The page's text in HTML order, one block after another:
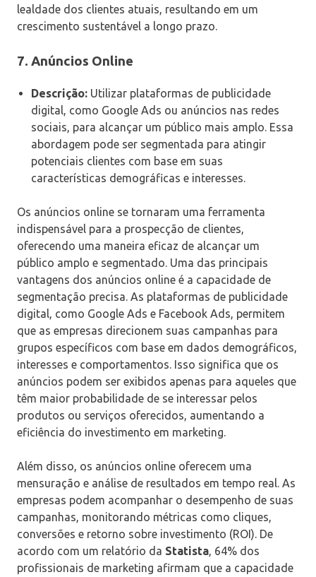
lealdade dos clientes atuais, resultando em um
crescimento sustentável a longo prazo.
7. Anúncios Online
Descrição: Utilizar plataformas de publicidade
digital, como Google Ads ou anúncios nas redes
sociais, para alcançar um público mais amplo. Essa
abordagem pode ser segmentada para atingir
potenciais clientes com base em suas
características demográficas e interesses.
Os anúncios online se tornaram uma ferramenta
indispensável para a prospecção de clientes,
oferecendo uma maneira eficaz de alcançar um
público amplo e segmentado. Uma das principais
vantagens dos anúncios online é a capacidade de
segmentação precisa. As plataformas de publicidade
digital, como Google Ads e Facebook Ads, permitem
que as empresas direcionem suas campanhas para
grupos específicos com base em dados demográficos,
interesses e comportamentos. Isso significa que os
anúncios podem ser exibidos apenas para aqueles que
têm maior probabilidade de se interessar pelos
produtos ou serviços oferecidos, aumentando a
eficiência do investimento em marketing.
Além disso, os anúncios online oferecem uma
mensuração e análise de resultados em tempo real. As
empresas podem acompanhar o desempenho de suas
campanhas, monitorando métricas como cliques,
conversões e retorno sobre investimento (ROI). De
acordo com um relatório da Statista, 64% dos
profissionais de marketing afirmam que a capacidade